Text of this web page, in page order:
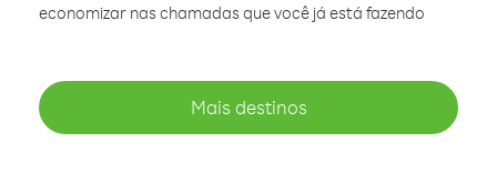
economizar nas chamadas que você já está fazendo
Mais destinos